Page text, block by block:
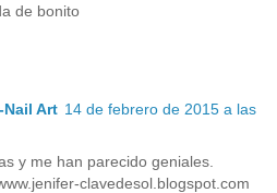
de bonito
Art 14 de febrero de 2015 a las
y me han parecido geniales.
clavedesol.blogspot.com